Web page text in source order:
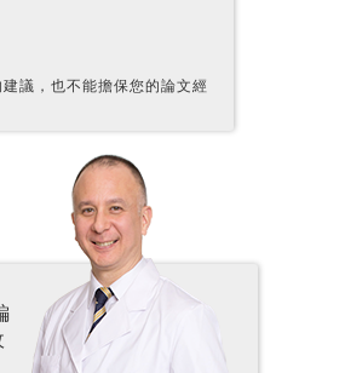
議，也不能擔保您的論文經